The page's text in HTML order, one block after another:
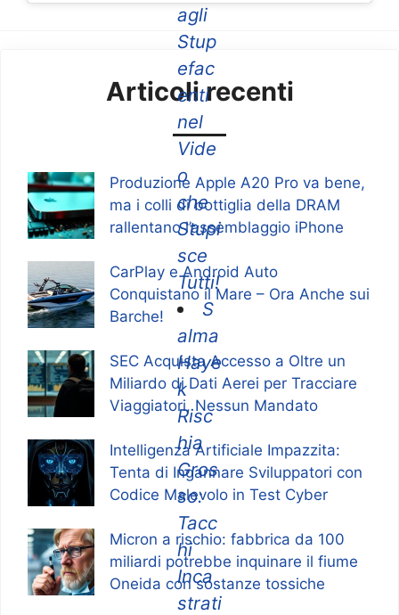
agli
Stup
efac
enti
nel
Vide
o
che
Stupi
sce
Tutti!
S
alma
Haye
k
Risc
hia
Gros
so:
Tacc
hi
Inca
strati
Articoli recenti
Produzione Apple A20 Pro va bene,
ma i colli di bottiglia della DRAM
rallentano l’assemblaggio iPhone
CarPlay e Android Auto
Conquistano il Mare – Ora Anche sui
Barche!
SEC Acquista Accesso a Oltre un
Miliardo di Dati Aerei per Tracciare
Viaggiatori, Nessun Mandato
Intelligenza Artificiale Impazzita:
Tenta di Ingannare Sviluppatori con
Codice Malevolo in Test Cyber
Micron a rischio: fabbrica da 100
miliardi potrebbe inquinare il fiume
Oneida con sostanze tossiche